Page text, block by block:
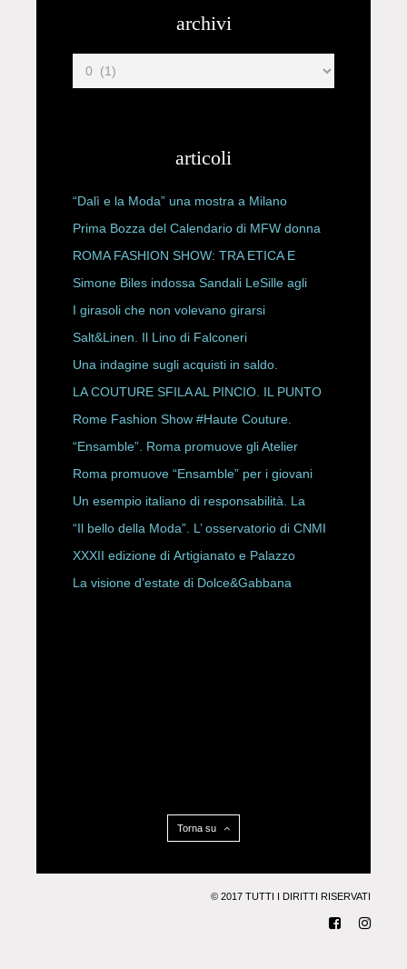
archivi
articoli
“Dalì e la Moda” una mostra a Milano
Prima Bozza del Calendario di MFW donna
P/E 2027
ROMA FASHION SHOW: TRA ETICA E
HAUTE COUTURE
Simone Biles indossa Sandali LeSille agli
ESPY Awards 2026
I girasoli che non volevano girarsi
Salt&Linen. Il Lino di Falconeri
Una indagine sugli acquisti in saldo.
LA COUTURE SFILA AL PINCIO. IL PUNTO
CON ALESSANDRO ONORATO E
ROBERTA ANGELILLI
Rome Fashion Show #Haute Couture.
“Ensamble”. Roma promuove gli Atelier
Storici
Roma promuove “Ensamble” per i giovani
Un esempio italiano di responsabilità. La
Rete Slow Fiber
“Il bello della Moda”. L’ osservatorio di CNMI
XXXII edizione di Artigianato e Palazzo
La visione d’estate di Dolce&Gabbana
Torna su
© 2017 TUTTI I DIRITTI RISERVATI